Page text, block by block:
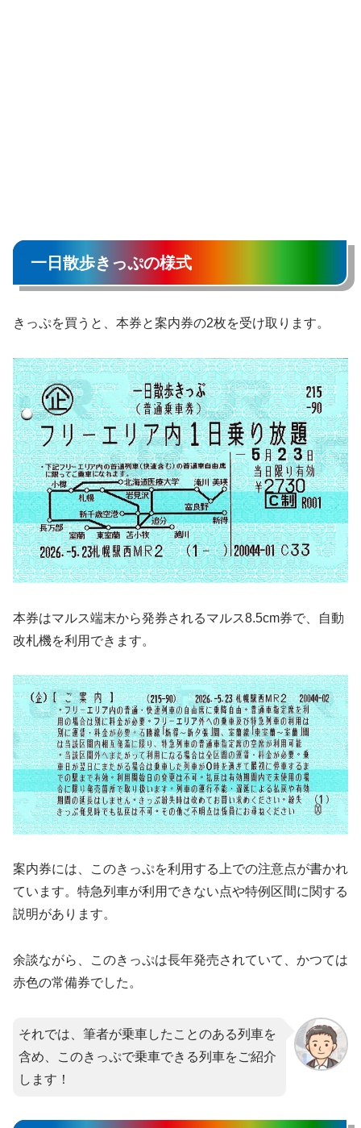
一日散歩きっぷの様式
きっぷを買うと、本券と案内券の2枚を受け取ります。
本券はマルス端末から発券されるマルス8.5cm券で、自動
改札機を利用できます。
案内券には、このきっぷを利用する上での注意点が書かれ
ています。特急列車が利用できない点や特例区間に関する
説明があります。
余談ながら、このきっぷは長年発売されていて、かつては
赤色の常備券でした。
それでは、筆者が乗車したことのある列車を
含め、このきっぷで乗車できる列車をご紹介
します！